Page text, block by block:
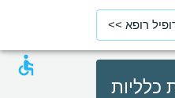
רופא >>
כלליות